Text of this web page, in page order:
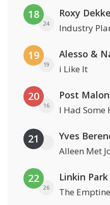
18
24
Roxy
Industry
19
19
Alesso &
i Like It
20
16
Post
I Had Some
21 Yves
Alleen Met
22
26
Linkin Park
The